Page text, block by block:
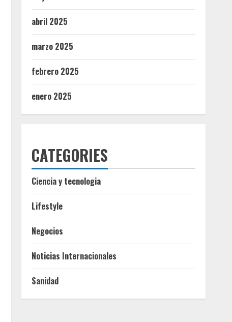
abril 2025
marzo 2025
febrero 2025
enero 2025
CATEGORIES
Ciencia y tecnologia
Lifestyle
Negocios
Noticias Internacionales
Sanidad